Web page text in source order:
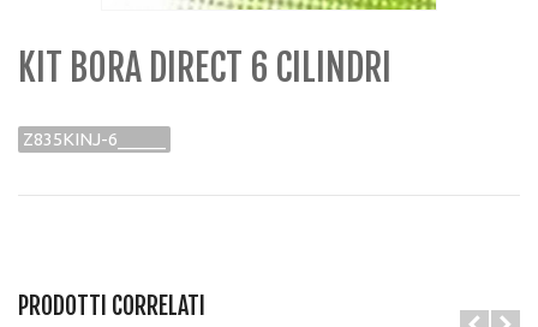
KIT BORA DIRECT 6 CILINDRI
Z835KINJ-6_____
PRODOTTI CORRELATI